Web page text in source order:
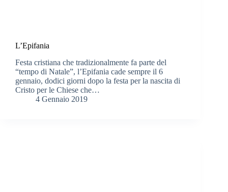
L’Epifania
Festa cristiana che tradizionalmente fa parte del
“tempo di Natale”, l’Epifania cade sempre il 6
gennaio, dodici giorni dopo la festa per la nascita di
Cristo per le Chiese che…
4 Gennaio 2019